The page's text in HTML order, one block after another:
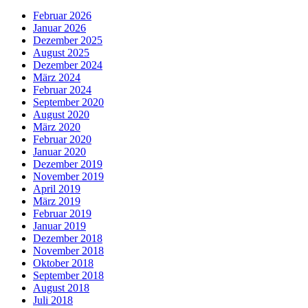
Februar 2026
Januar 2026
Dezember 2025
August 2025
Dezember 2024
März 2024
Februar 2024
September 2020
August 2020
März 2020
Februar 2020
Januar 2020
Dezember 2019
November 2019
April 2019
März 2019
Februar 2019
Januar 2019
Dezember 2018
November 2018
Oktober 2018
September 2018
August 2018
Juli 2018